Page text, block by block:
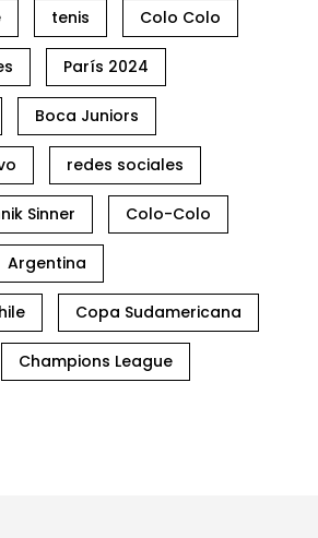
tenis Colo Colo
París 2024
Boca Juniors
redes sociales
Sinner Colo-Colo
Argentina
Copa Sudamericana
Champions League